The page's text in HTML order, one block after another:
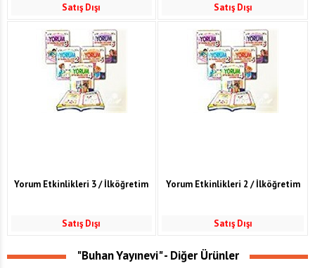
Satış Dışı Satış Dışı
Yorum Etkinlikleri 3 / İlköğretim
Satış Dışı
Yorum Etkinlikleri 2 / İlköğretim
Satış Dışı
"Buhan Yayınevi" - Diğer Ürünler